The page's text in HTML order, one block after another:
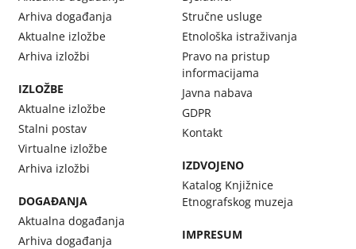
Arhiva događanja
Aktualne izložbe
Arhiva izložbi
IZLOŽBE
Aktualne izložbe
Stalni postav
Virtualne izložbe
Arhiva izložbi
DOGAĐANJA
Aktualna događanja
Arhiva događanja
Stručne usluge
Etnološka istraživanja
Pravo na pristup
informacijama
Javna nabava
GDPR
Kontakt
IZDVOJENO
Katalog Knjižnice
Etnografskog muzeja
IMPRESUM